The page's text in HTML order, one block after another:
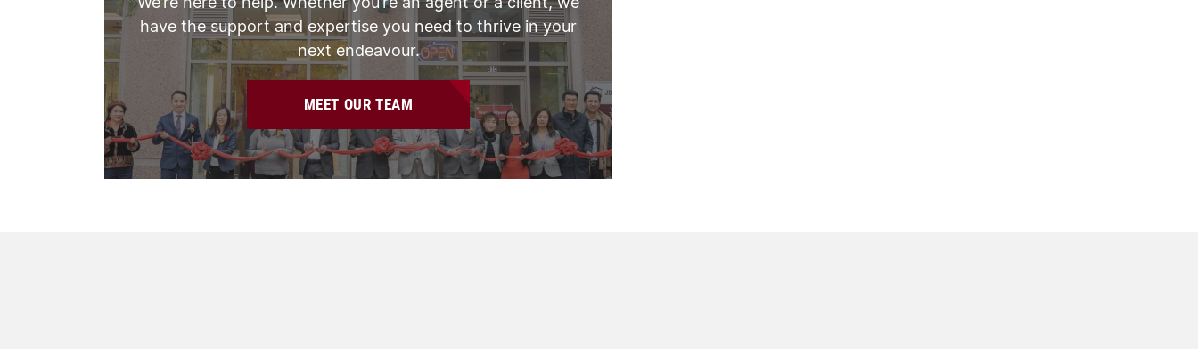
have the support and expertise you need to thrive in your
next endeavour.
MEET OUR TEAM